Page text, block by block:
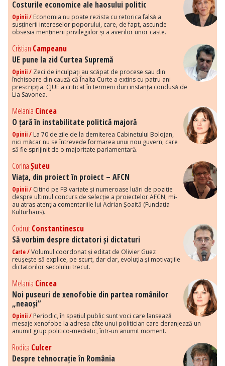
Costurile economice ale haosului politic
Opinii / Economia nu poate rezista cu retorica falsă a
susținerii intereselor poporului, care, de fapt, ascunde
obsesia menținerii privilegiilor și a averilor unor caste.
Cristian Campeanu
UE pune la zid Curtea Supremă
Opinii / Zeci de inculpați au scăpat de procese sau din
închisoare din cauză că Înalta Curte a extins cu patru ani
prescripția. CJUE a criticat în termeni duri instanța condusă de
Lia Savonea.
Melania Cincea
O țară în instabilitate politică majoră
Opinii / La 70 de zile de la demiterea Cabinetului Bolojan,
nici măcar nu se întrevede formarea unui nou guvern, care
să fie sprijinit de o majoritate parlamentară.
CorinaȘuteu
Viața, din proiect în proiect – AFCN
Opinii / Citind pe FB variate și numeroase luări de poziție
despre ultimul concurs de selecție a proiectelor AFCN, mi-
au atras atenția comentariile lui Adrian Șoaită (Fundația
Kulturhaus).
CodrutConstantinescu
Să vorbim despre dictatori și dictaturi
Carte /Volumul coordonat și editat de Olivier Guez
reușește să explice, pe scurt, dar clar, evoluția și motivațiile
dictatorilor secolului trecut.
Melania Cincea
Noi puseuri de xenofobie din partea românilor
„neaoși”
Opinii / Periodic, în spațiul public sunt voci care lansează
mesaje xenofobe la adresa câte unui politician care deranjează un
anumit grup politico-mediatic, într-un anumit moment.
Rodica Culcer
Despre tehnocrație în România